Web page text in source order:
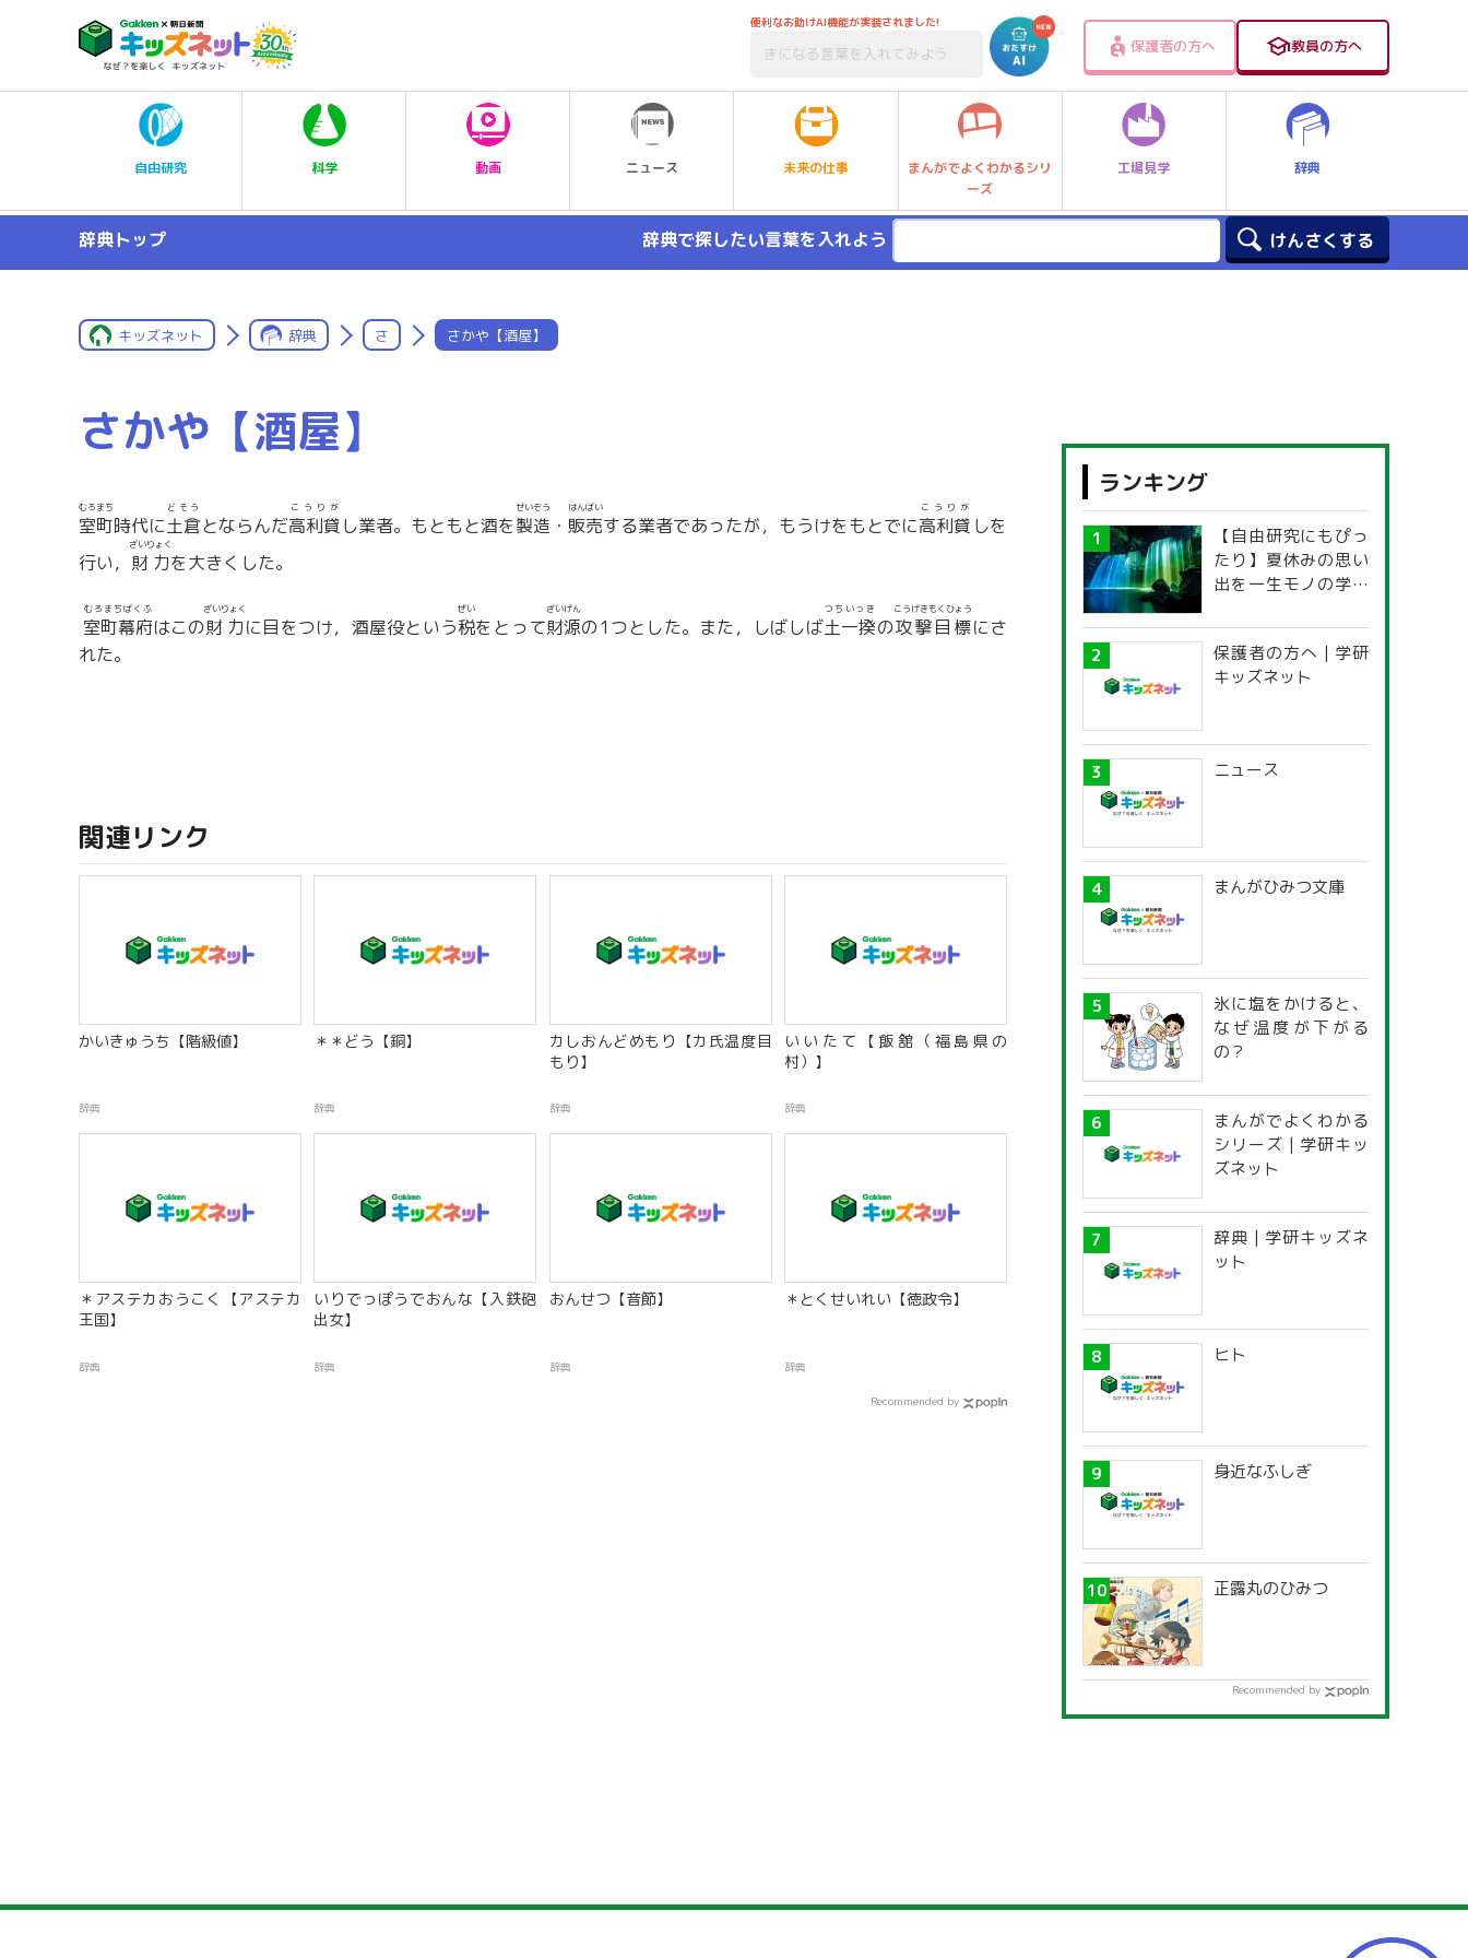
便利なお助けAI機能が実装されました!
保護者の方へ 教員の方へ
自由研究 科学 動画 ニュース 未来の仕事
まんがでよくわかるシリ
ーズ
工場見学 辞典
辞典トップ 辞典で探したい言葉を入れよう
キッズネット 辞典 さ さかや【酒屋】
さかや【酒屋】
室町
むろまち
時代に土倉
どそう
とならんだ高利貸
こうりが
し業者。もともと酒を製造
せいぞう
・ 販売
はんばい
する業者であったが，もうけをもとでに高利貸
こうりが
しを
行い， 財力
ざいりょく
を大きくした。
室町幕府
むろまちばくふ
はこの財力
ざいりょく
に目をつけ，酒屋役という税
ぜい
をとって財源
ざいげん
の1つとした。また，しばしば土一揆
つちいっき
の攻撃目標
こうげきもくひょう
にさ
れた。
関連リンク
かいきゅうち【階級値】
辞典
＊＊どう【銅】
辞典
カしおんどめもり【カ氏温度目
もり】
辞典
いいたて【飯舘（福島県の
村）】
辞典
＊アステカおうこく【アステカ
王国】
辞典
いりでっぽうでおんな【入鉄砲
出女】
辞典
おんせつ【音節】
辞典
＊とくせいれい【徳政令】
辞典
Recommended by
ランキング
【自由研究にもぴっ
たり】夏休みの思い
出を一生モノの学び
探究ガイド
保護者の方へ | 学研
キッズネット
ニュース
まんがひみつ文庫
氷に塩をかけると、
なぜ温度が下がる
の？
まんがでよくわかる
シリーズ | 学研キッ
ズネット
辞典 | 学研キッズネ
ット
ヒト
身近なふしぎ
正露丸のひみつ
Recommended by